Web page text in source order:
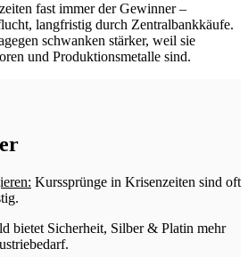
fast immer der Gewinner –
langfristig durch Zentralbankkäufe.
schwanken stärker, weil sie
und Produktionsmetalle sind.
Kurssprünge in Krisenzeiten sind oft
bietet Sicherheit, Silber & Platin mehr